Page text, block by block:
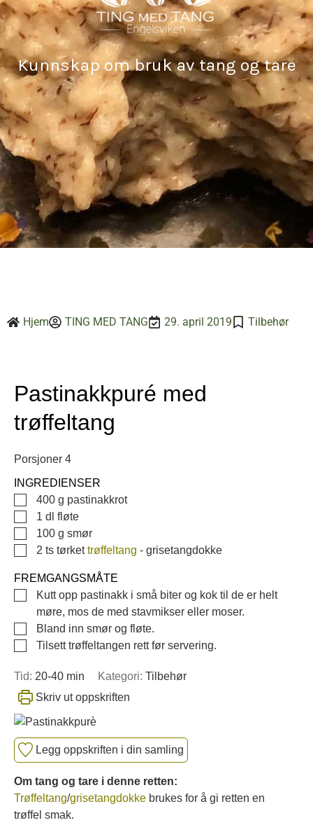
Kunnskap om bruk av tang og tare
Hjem TING MED TANG 29. april 2019 Tilbehør
Pastinakkpuré med
trøffeltang
Porsjoner 4
INGREDIENSER
▢
400 g pastinakkrot
▢
1 dl fløte
▢
100 g smør
▢
2 ts tørket trøffeltang - grisetangdokke
FREMGANGSMÅTE
▢
Kutt opp pastinakk i små biter og kok til de er helt
møre, mos de med stavmikser eller moser.
▢
Bland inn smør og fløte.
▢
Tilsett trøffeltangen rett før servering.
Tid: 20-40 min Kategori:Tilbehør
Skriv ut oppskriften
Legg oppskriften i din samling
Om tang og tare i denne retten:
Trøffeltang/grisetangdokke brukes for å gi retten en
trøffel smak.